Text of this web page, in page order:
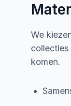
We
collecties
komen.